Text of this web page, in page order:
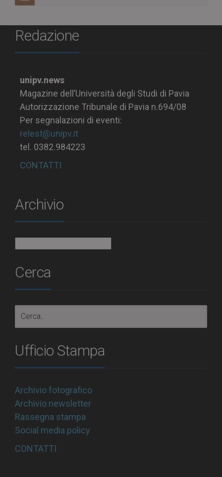
Redazione
unipv.news
Magazine dell’Università degli Studi di Pavia
Autorizzazione Tribunale di Pavia n.694/08
Per segnalazioni di eventi:
relest@unipv.it
tel. 0382.984223
CONTATTI
Archivio
Cerca
Ufficio Stampa
Archivio fotografico
Archivio newsletter
Rassegna stampa
Social media policy
CONTATTI